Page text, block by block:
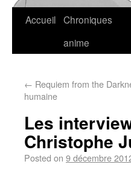
Accueil Chroniques
anime
← Requiem from the
humaine
Les
Christophe
Posted on 9 décembre